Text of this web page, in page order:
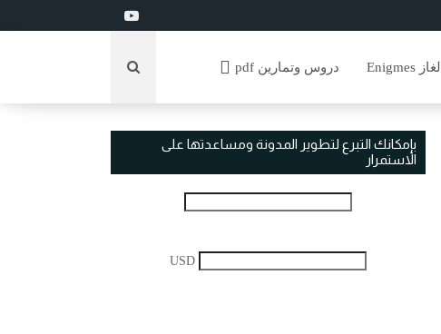
ألغاز Enigmes دروس وتمارين pdf
بإمكانك التبرع لتطوير المدونة ومساعدتها على
الاستمرار
USD